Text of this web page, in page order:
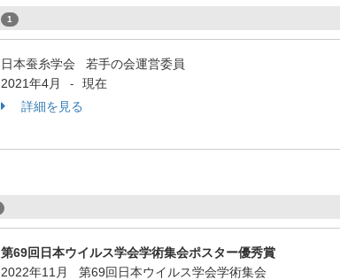
1
日本蚕糸学会 若手の会運営委員
2021年4月
-
現在
詳細を見る
第69回日本ウイルス学会学術集会ポスター優秀賞
2022年11月 第69回日本ウイルス学会学術集会